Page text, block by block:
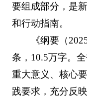
要组成部分，是
和行动指南。
《纲要（
条，10.5万字。
重大意义、核心
践要求，充分反